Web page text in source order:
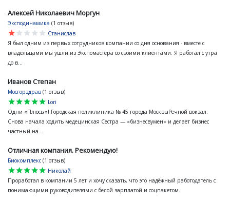
Алексей Николаевич Моргун
Эксподинамика (1 отзыв)
star
star
star
star
star
Станислав
Я был одним из первых сотрудников компании со дня основания - вместе с
владельцами мы ушли из Экспомастера со своими клиентами. Я работал с утра
до в...
Иванов Степан
Мосгорздрав (1 отзыв)
star
star
star
star
star
Lori
Одни «Плюсы»! Городская поликлиника № 45 города МосквыРечной вокзал:
Снова начала ходить медецинская Сестра — «бизнесвумен» и делает бизнес
частный на...
Отличная компания. Рекомендую!
Биокомплекс (1 отзыв)
star
star
star
star
star
Николай
Проработал в компании 5 лет и хочу сказать, что это надёжный работодатель с
понимающими руководителями с белой зарплатой и соцпакетом.